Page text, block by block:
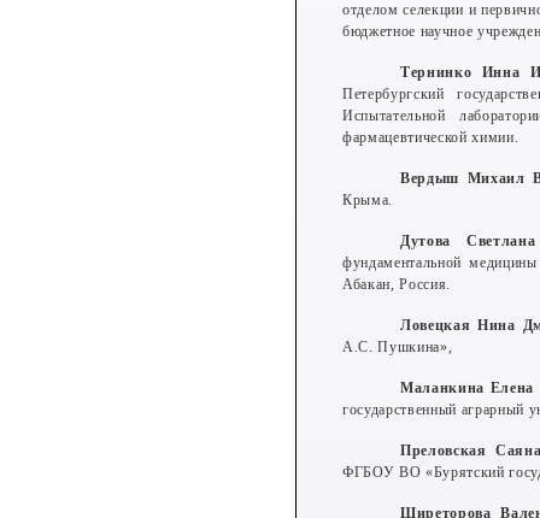
отделом селекции и
бюджетное научное
Тернинко
Петербургский
Испытательной
фармацевтической химии.
Вердыш Михаил
Крыма.
Дутова
фундаментальной
Абакан, Россия.
Ловецкая Нина
А.С. Пушкина»,
Маланкина Елена
государственный
Преловская
ФГБОУ ВО «Бурятский
Ширеторова